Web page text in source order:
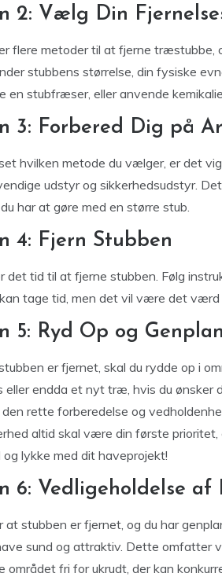
2: Vælg Din
flere metoder til at fjerne
stubbens størrelse, din fysiske
en stubfræser, eller anvende
3: Forbered Dig på
hvilken metode du vælger, er det
udstyr og sikkerhedsudstyr.
har at gøre med en større stub.
4: Fjern Stubben
det tid til at fjerne stubben. Følg
tage tid, men det vil være det værd
5: Ryd Op og
er fjernet, skal du rydde op i
eller endda et nyt træ, hvis du ønsker
rette forberedelse og
altid skal være din første
og lykke med dit haveprojekt!
6: Vedligeholdelse
at stubben er fjernet, og du har
sund og attraktiv. Dette omfatter
området fri for ukrudt, der kan